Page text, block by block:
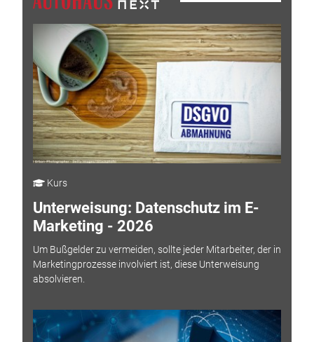
Kurs
Unterweisung: Datenschutz im E-
Marketing - 2026
Um Bußgelder zu vermeiden, sollte jeder Mitarbeiter, der in
Marketingprozesse involviert ist, diese Unterweisung
absolvieren.